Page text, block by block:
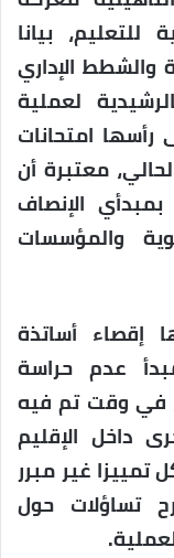
للتعليم، بيانا
والشطط الإداري
لعملية
رأسها امتحانات
معتبرة أن
الإنصاف
والمؤسسات
إقصاء أساتذة
عدم حراسة
في وقت تم فيه
داخل الإقليم
تمييزا غير مبرر
تساؤلات حول